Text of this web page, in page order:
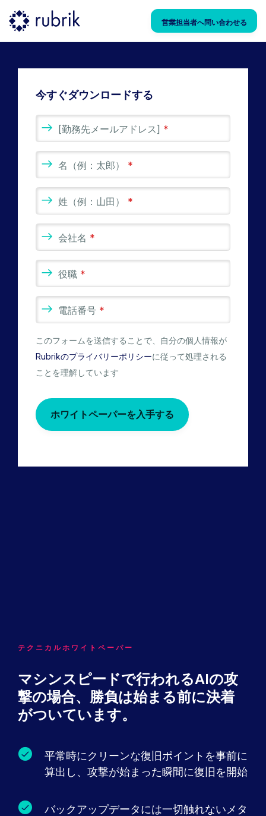
営業担当者へ問い合わせる
テクニカルホワイトペーパー
マシンスピードで行われるAIの攻
撃の場合、勝負は始まる前に決着
がついています。
平常時にクリーンな復旧ポイントを事前に
算出し、攻撃が始まった瞬間に復旧を開始
バックアップデータには一切触れないメタ
今すぐダウンロードする
[勤務先メールアドレス] *
名（例：太郎） *
姓（例：山田） *
会社名 *
役職 *
電話番号 *
このフォームを送信することで、自分の個人情報が
Rubrikのプライバリーポリシーに従って処理される
ことを理解しています
ホワイトペーパーを入手する